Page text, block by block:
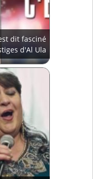
dit fasciné
d'Al Ula